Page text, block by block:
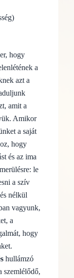
hogy
a
azt a
amit a
Amikor
a saját
hogy
és az ima
le
a szív
nélkül
vagyunk,
a
hogy
hullámzó
szemlélődő,